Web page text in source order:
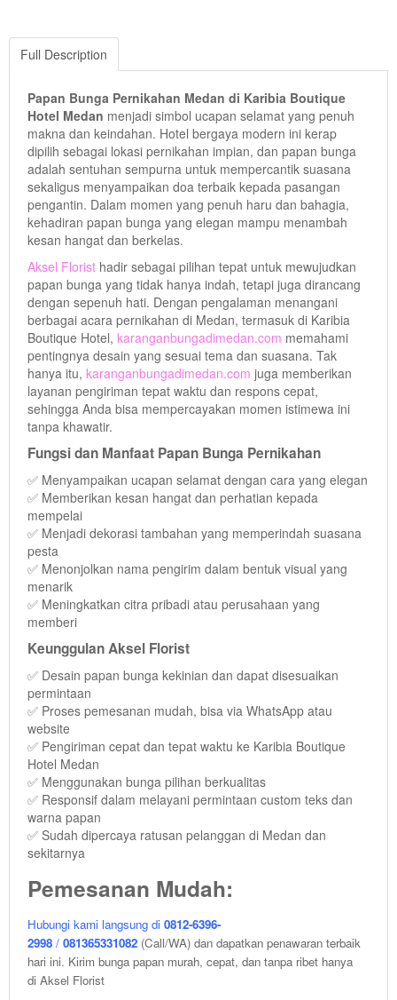
Full Description
Papan Bunga Pernikahan Medan di Karibia Boutique
Hotel Medan menjadi simbol ucapan selamat yang penuh
makna dan keindahan. Hotel bergaya modern ini kerap
dipilih sebagai lokasi pernikahan impian, dan papan bunga
adalah sentuhan sempurna untuk mempercantik suasana
sekaligus menyampaikan doa terbaik kepada pasangan
pengantin. Dalam momen yang penuh haru dan bahagia,
kehadiran papan bunga yang elegan mampu menambah
kesan hangat dan berkelas.
Aksel Florist hadir sebagai pilihan tepat untuk mewujudkan
papan bunga yang tidak hanya indah, tetapi juga dirancang
dengan sepenuh hati. Dengan pengalaman menangani
berbagai acara pernikahan di Medan, termasuk di Karibia
Boutique Hotel, karanganbungadimedan.com memahami
pentingnya desain yang sesuai tema dan suasana. Tak
hanya itu, karanganbungadimedan.com juga memberikan
layanan pengiriman tepat waktu dan respons cepat,
sehingga Anda bisa mempercayakan momen istimewa ini
tanpa khawatir.
Fungsi dan Manfaat Papan Bunga Pernikahan
✅ Menyampaikan ucapan selamat dengan cara yang elegan
✅ Memberikan kesan hangat dan perhatian kepada
mempelai
✅ Menjadi dekorasi tambahan yang memperindah suasana
pesta
✅ Menonjolkan nama pengirim dalam bentuk visual yang
menarik
✅ Meningkatkan citra pribadi atau perusahaan yang
memberi
Keunggulan Aksel Florist
✅ Desain papan bunga kekinian dan dapat disesuaikan
permintaan
✅ Proses pemesanan mudah, bisa via WhatsApp atau
website
✅ Pengiriman cepat dan tepat waktu ke Karibia Boutique
Hotel Medan
✅ Menggunakan bunga pilihan berkualitas
✅ Responsif dalam melayani permintaan custom teks dan
warna papan
✅ Sudah dipercaya ratusan pelanggan di Medan dan
sekitarnya
Pemesanan Mudah:
Hubungi kami langsung di 0812-6396-
2998 / 081365331082 (Call/WA) dan dapatkan penawaran terbaik
hari ini. Kirim bunga papan murah, cepat, dan tanpa ribet hanya
di Aksel Florist